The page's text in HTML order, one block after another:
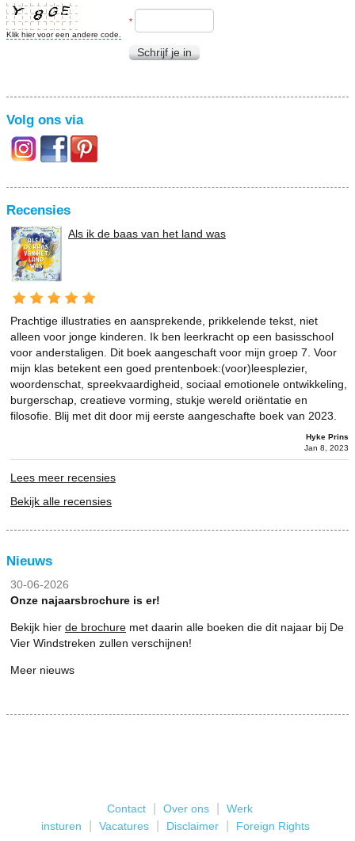
Klik hier voor een andere code.
*
Schrijf je in
Volg ons via
Recensies
Als ik de baas van het land was
Prachtige illustraties en aansprekende, prikkelende tekst, niet
alleen voor jonge kinderen. Ik ben leerkracht op een basisschool
voor anderstaligen. Dit boek aangeschaft voor mijn groep 7. Voor
mijn klas betekent een goed prentenboek:(voor)leesplezier,
woordenschat, spreekvaardigheid, sociaal emotionele ontwikkeling,
burgerschap, creatieve vorming, stukje wereld oriëntatie en
filosofie. Blij met dit door mij eerste aangeschafte boek van 2023.
Hyke Prins
Jan 8, 2023
Lees meer recensies
Bekijk alle recensies
Nieuws
30-06-2026
Onze najaarsbrochure is er!
Bekijk hier de brochure met daarin alle boeken die dit najaar bij De
Vier Windstreken zullen verschijnen!
Meer nieuws
Contact Over ons
Werk
insturen
Vacatures Disclaimer Foreign Rights